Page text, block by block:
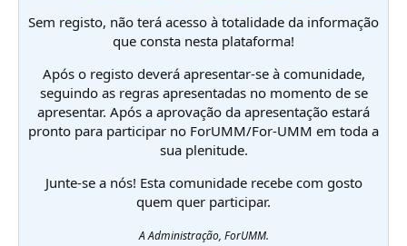
Sem registo, não terá acesso à totalidade da informação
que consta nesta plataforma!
Após o registo deverá apresentar-se à comunidade,
seguindo as regras apresentadas no momento de se
apresentar. Após a aprovação da apresentação estará
pronto para participar no ForUMM/For-UMM em toda a
sua plenitude.
Junte-se a nós! Esta comunidade recebe com gosto
quem quer participar.
A Administração, ForUMM.